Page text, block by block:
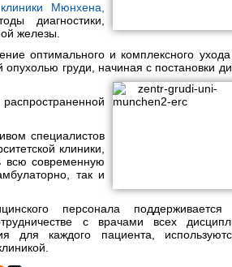
Мюнхена,
диагностики,
железы.
оптимального и комплексного
груди, начиная с постановки
специалистов
клиники,
всю современную
так и
персонала
с врачами всех
для каждого пациента,